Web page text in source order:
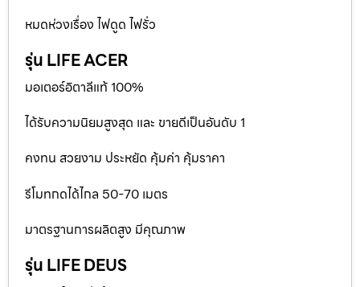
หมดห่วงเรื่อง ไฟดูด ไฟรั่ว
รุ่น LIFE ACER
มอเตอร์อิตาลีแท้ 100%
ได้รับความนิยมสูงสุด และ ขายดีเป็นอันดับ 1
คงทน สวยงาม ประหยัด คุ้มค่า คุ้มราคา
รีโมทกดได้ไกล 50-70 เมตร
มาตรฐานการผลิตสูง มีคุณภาพ
รุ่น LIFE DEUS